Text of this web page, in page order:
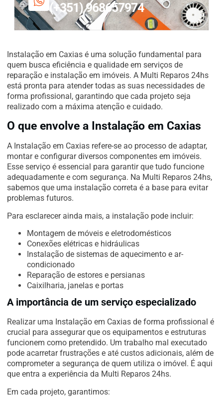
(+351) 968657974
Instalação em Caxias é uma solução fundamental para
quem busca eficiência e qualidade em serviços de
reparação e instalação em imóveis. A Multi Reparos 24hs
está pronta para atender todas as suas necessidades de
forma profissional, garantindo que cada projeto seja
realizado com a máxima atenção e cuidado.
O que envolve a Instalação em Caxias
A Instalação em Caxias refere-se ao processo de adaptar,
montar e configurar diversos componentes em imóveis.
Esse serviço é essencial para garantir que tudo funcione
adequadamente e com segurança. Na Multi Reparos 24hs,
sabemos que uma instalação correta é a base para evitar
problemas futuros.
Para esclarecer ainda mais, a instalação pode incluir:
Montagem de móveis e eletrodomésticos
Conexões elétricas e hidráulicas
Instalação de sistemas de aquecimento e ar-
condicionado
Reparação de estores e persianas
Caixilharia, janelas e portas
A importância de um serviço especializado
Realizar uma Instalação em Caxias de forma profissional é
crucial para assegurar que os equipamentos e estruturas
funcionem como pretendido. Um trabalho mal executado
pode acarretar frustrações e até custos adicionais, além de
comprometer a segurança de quem utiliza o imóvel. É aqui
que entra a experiência da Multi Reparos 24hs.
Em cada projeto, garantimos: